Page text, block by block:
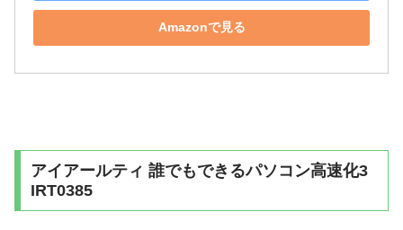
Amazonで見る
アイアールティ 誰でもできるパソコン高速化3
IRT0385